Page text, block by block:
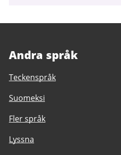
Andra språk
Teckenspråk
Suomeksi
Fler språk
Lyssna